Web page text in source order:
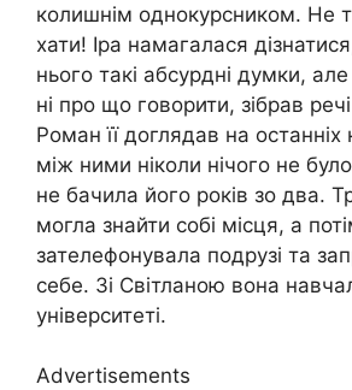
колишнім однокурсником. Не
хати! Іра намагалася
нього такі абсурдні думки, але
ні про що говорити, зібрав
Роман її доглядав на останніх
між ними ніколи нічого не
не бачила його років зо два.
могла знайти собі місця, а
зателефонувала подрузі та
себе. Зі Світланою вона
університеті.
Advertisements